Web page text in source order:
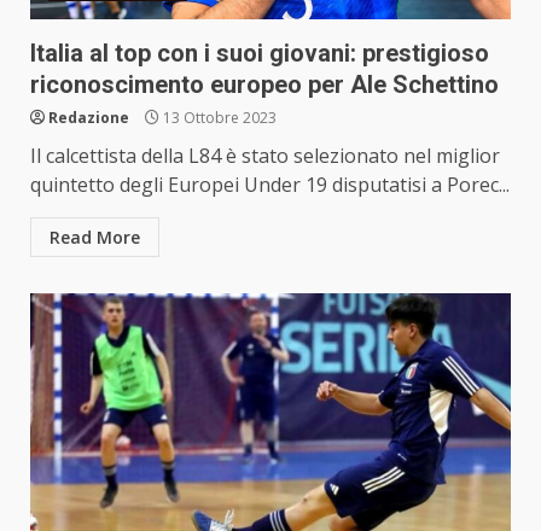
Italia al top con i suoi giovani: prestigioso
riconoscimento europeo per Ale Schettino
Redazione 13 Ottobre 2023
Il calcettista della L84 è stato selezionato nel miglior
quintetto degli Europei Under 19 disputatisi a Porec...
Read More